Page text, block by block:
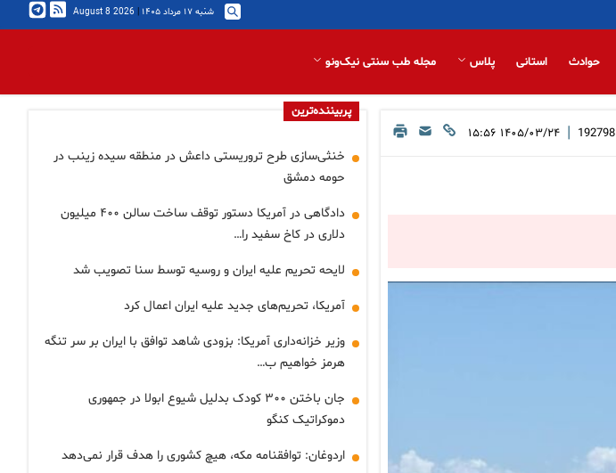
شنبه ۱۷ مرداد ۱۴۰۵ |
2026 August 8
حوادث استانی پلاس مجله طب سنتی نیک‌ونو
192798
| ۱۴۰۵/۰۳/۲۴ ۱۵:۵۶
پربیننده‌ترین
خنثی‌سازی طرح تروریستی داعش در منطقه سیده زینب در
حومه دمشق
دادگاهی در آمریکا دستور توقف ساخت سالن ۴۰۰ میلیون
دلاری در کاخ سفید را…
لایحه تحریم علیه ایران و روسیه توسط سنا تصویب شد
آمریکا، تحریم‌های جدید علیه ایران اعمال کرد
وزیر خزانه‌داری آمریکا: بزودی شاهد توافق با ایران بر سر تنگه
هرمز خواهیم ب…
جان باختن ۳۰۰ کودک بدلیل شیوع ابولا در جمهوری
دموکراتیک کنگو
اردوغان: توافقنامه مکه، هیچ کشوری را هدف قرار نمی‌دهد